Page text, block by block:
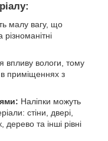
малу вагу, що
впливу вологи, тому
в приміщеннях з
Наліпки можуть
стіни, двері,
та інші рівні